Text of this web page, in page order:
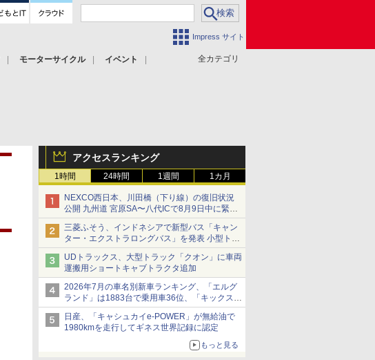
Impress サイト
全カテゴリ
モーターサイクル
イベント
アクセスランキング
1時間 24時間 1週間 1カ月
NEXCO西日本、川田橋（下り線）の復旧状況
公開 九州道 宮原SA〜八代ICで8月9日中に緊急
車両を通行可能に
三菱ふそう、インドネシアで新型バス「キャン
ター・エクストラロングバス」を発表 小型トラ
ックベースの観光・旅客輸送向けバス
UDトラックス、大型トラック「クオン」に車両
運搬用ショートキャブトラクタ追加
2026年7月の車名別新車ランキング、「エルグ
ランド」は1883台で乗用車36位、「キックス」
は2591台で27位に
日産、「キャシュカイe-POWER」が無給油で
1980kmを走行してギネス世界記録に認定
もっと見る